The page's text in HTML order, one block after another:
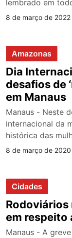
lembrado em
8 de março de
Amazonas
Dia
desafios de
em Manaus
Manaus - Neste
internacional da
histórica das
8 de março de 2020
Cidades
Rodoviários
em respeito
Manaus - A